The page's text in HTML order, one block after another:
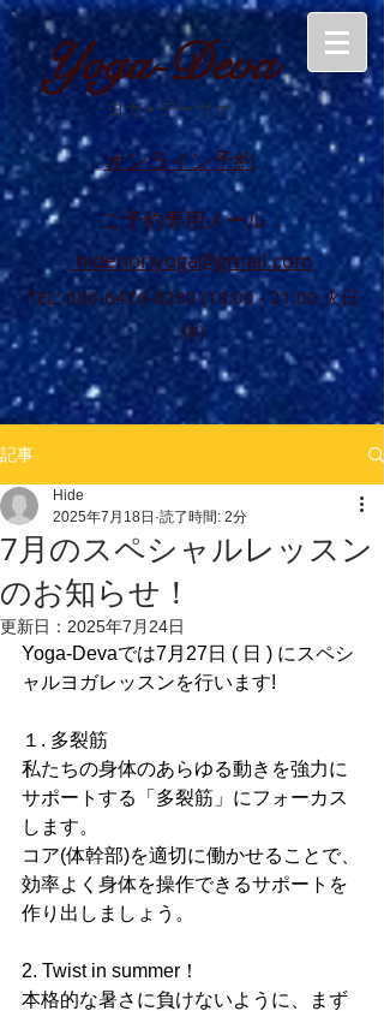
Yoga-Deva
ヨガ• デーヴァ
オンライン予約
ご予約専用メール :
hidenoriyoga@gmail.com
TEL: 080-6476-8260 (10:00 - 21:00 火日
休)
記事
7月のスペシャルレッスン
のお知らせ！
Hide
2025年7月18日 読了時間: 2分
更新日： 2025年7月24日
Yoga-Devaでは7月27日 ( 日 ) にスペシ
ャルヨガレッスンを行います!
１. 多裂筋
私たちの身体のあらゆる動きを強力に
サポートする「多裂筋」にフォーカス
します。
コア(体幹部)を適切に働かせることで、
効率よく身体を操作できるサポートを
作り出しましょう。
2. Twist in summer！
本格的な暑さに負けないように、まず